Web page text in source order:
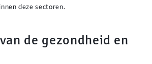
deze sectoren.
de gezondheid en